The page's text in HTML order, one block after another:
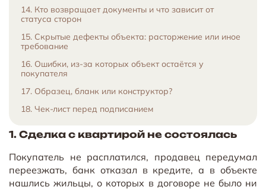
1. Сделка с квартирой не состоялась
Покупатель не расплатился, продавец передумал
переезжать, банк отказал в кредите, а в объекте
нашлись жильцы, о которых в договоре не было ни
14. Кто возвращает документы и что зависит от
статуса сторон
15. Скрытые дефекты объекта: расторжение или иное
требование
16. Ошибки, из-за которых объект остаётся у
покупателя
17. Образец, бланк или конструктор?
18. Чек-лист перед подписанием